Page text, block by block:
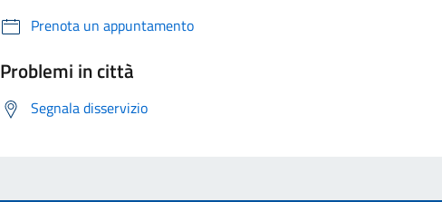
Prenota un appuntamento
Problemi in città
Segnala disservizio